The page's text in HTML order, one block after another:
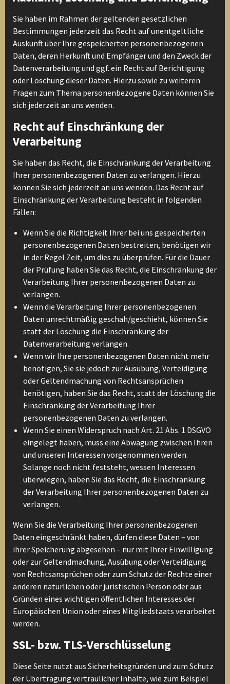
Sie haben im Rahmen der geltenden gesetzlichen
Bestimmungen jederzeit das Recht auf unentgeltliche
Auskunft über Ihre gespeicherten personenbezogenen
Daten, deren Herkunft und Empfänger und den Zweck der
Datenverarbeitung und ggf. ein Recht auf Berichtigung
oder Löschung dieser Daten. Hierzu sowie zu weiteren
Fragen zum Thema personenbezogene Daten können Sie
sich jederzeit an uns wenden.
Recht auf Einschränkung der
Verarbeitung
Sie haben das Recht, die Einschränkung der Verarbeitung
Ihrer personenbezogenen Daten zu verlangen. Hierzu
können Sie sich jederzeit an uns wenden. Das Recht auf
Einschränkung der Verarbeitung besteht in folgenden
Fällen:
Wenn Sie die Richtigkeit Ihrer bei uns gespeicherten
personenbezogenen Daten bestreiten, benötigen wir
in der Regel Zeit, um dies zu überprüfen. Für die Dauer
der Prüfung haben Sie das Recht, die Einschränkung der
Verarbeitung Ihrer personenbezogenen Daten zu
verlangen.
Wenn die Verarbeitung Ihrer personenbezogenen
Daten unrechtmäßig geschah/geschieht, können Sie
statt der Löschung die Einschränkung der
Datenverarbeitung verlangen.
Wenn wir Ihre personenbezogenen Daten nicht mehr
benötigen, Sie sie jedoch zur Ausübung, Verteidigung
oder Geltendmachung von Rechtsansprüchen
benötigen, haben Sie das Recht, statt der Löschung die
Einschränkung der Verarbeitung Ihrer
personenbezogenen Daten zu verlangen.
Wenn Sie einen Widerspruch nach Art. 21 Abs. 1 DSGVO
eingelegt haben, muss eine Abwägung zwischen Ihren
und unseren Interessen vorgenommen werden.
Solange noch nicht feststeht, wessen Interessen
überwiegen, haben Sie das Recht, die Einschränkung
der Verarbeitung Ihrer personenbezogenen Daten zu
verlangen.
Wenn Sie die Verarbeitung Ihrer personenbezogenen
Daten eingeschränkt haben, dürfen diese Daten – von
ihrer Speicherung abgesehen – nur mit Ihrer Einwilligung
oder zur Geltendmachung, Ausübung oder Verteidigung
von Rechtsansprüchen oder zum Schutz der Rechte einer
anderen natürlichen oder juristischen Person oder aus
Gründen eines wichtigen öffentlichen Interesses der
Europäischen Union oder eines Mitgliedstaats verarbeitet
werden.
SSL- bzw. TLS-Verschlüsselung
Diese Seite nutzt aus Sicherheitsgründen und zum Schutz
der Übertragung vertraulicher Inhalte, wie zum Beispiel